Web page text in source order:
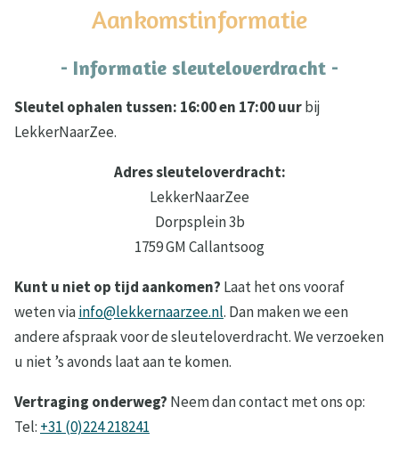
Aankomstinformatie
- Informatie sleuteloverdracht -
Sleutel ophalen tussen: 16:00 en 17:00 uurbij
LekkerNaarZee.
Adres sleuteloverdracht:
LekkerNaarZee
Dorpsplein 3b
1759 GM Callantsoog
Kunt u niet op tijd aankomen? Laat het ons vooraf
weten viainfo@lekkernaarzee.nl. Dan maken we een
andere afspraak voor de sleuteloverdracht. We verzoeken
u niet ’s avonds laat aan te komen.
Vertraging onderweg? Neem dan contact met ons op:
Tel: +31 (0)224 218241